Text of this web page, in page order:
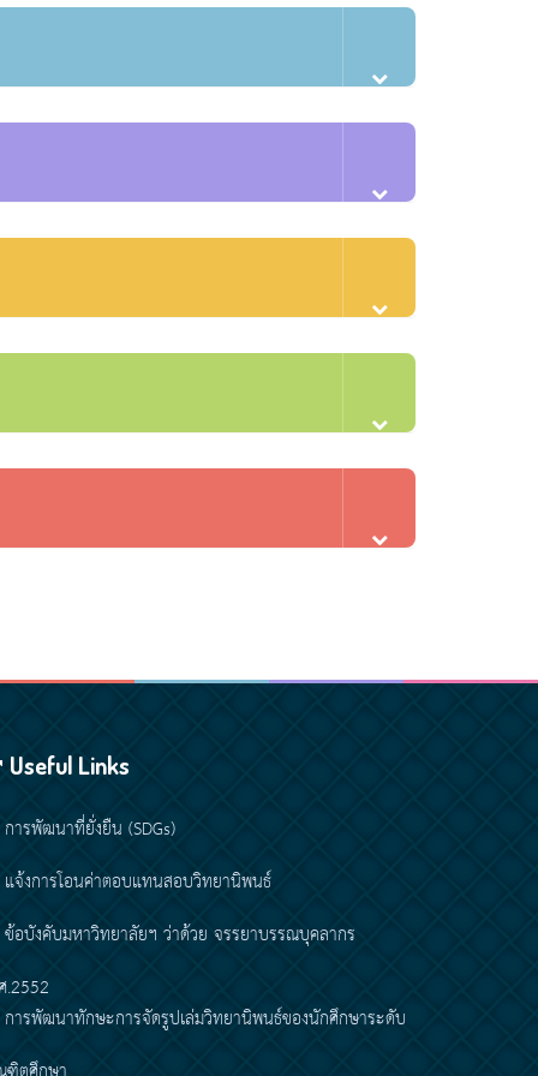
Useful Links
การพัฒนาที่ยั่งยืน (SDGs)
แจ้งการโอนค่าตอบแทนสอบวิทยานิพนธ์
ข้อบังคับมหาวิทยาลัยฯ ว่าด้วย จรรยาบรรณบุคลากร
.2552
การพัฒนาทักษะการจัดรูปเล่มวิทยานิพนธ์ของนักศึกษาระดับ